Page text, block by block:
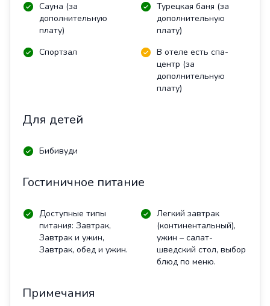
Сауна (за
дополнительную
плату)
Турецкая баня (за
дополнительную
плату)
Спортзал
В отеле есть спа-
центр (за
дополнительную
плату)
Для детей
Бибивуди
Гостиничное питание
Доступные типы
питания: Завтрак,
Завтрак и ужин,
Завтрак, обед и ужин.
Легкий завтрак
(континентальный),
ужин – салат-
шведский стол, выбор
блюд по меню.
Примечания